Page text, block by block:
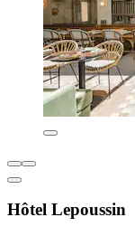
Hôtel Lepoussin